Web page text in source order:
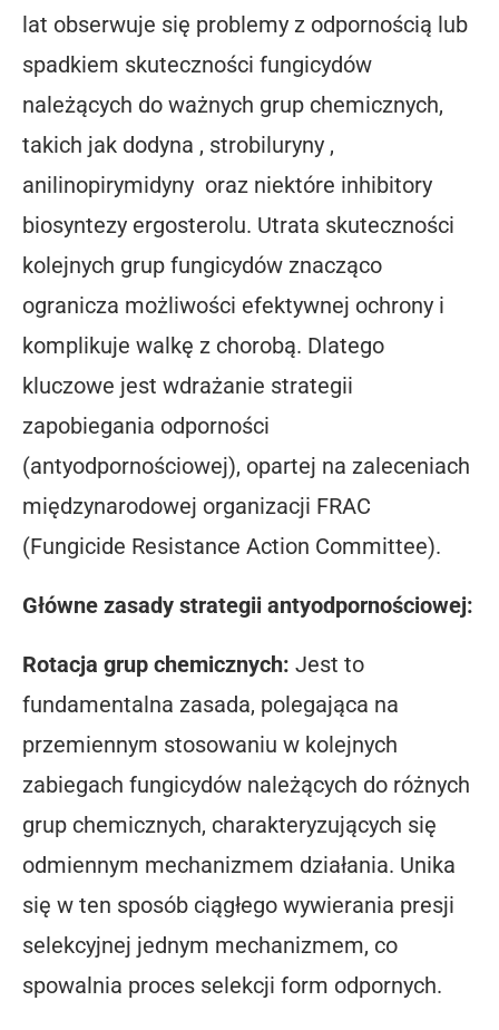
lat obserwuje się problemy z odpornością lub
spadkiem skuteczności fungicydów
należących do ważnych grup chemicznych,
takich jak dodyna , strobiluryny ,
anilinopirymidyny oraz niektóre inhibitory
biosyntezy ergosterolu. Utrata skuteczności
kolejnych grup fungicydów znacząco
ogranicza możliwości efektywnej ochrony i
komplikuje walkę z chorobą. Dlatego
kluczowe jest wdrażanie strategii
zapobiegania odporności
(antyodpornościowej), opartej na zaleceniach
międzynarodowej organizacji FRAC
(Fungicide Resistance Action Committee).
Główne zasady strategii antyodpornościowej:
Rotacja grup chemicznych: Jest to
fundamentalna zasada, polegająca na
przemiennym stosowaniu w kolejnych
zabiegach fungicydów należących do różnych
grup chemicznych, charakteryzujących się
odmiennym mechanizmem działania. Unika
się w ten sposób ciągłego wywierania presji
selekcyjnej jednym mechanizmem, co
spowalnia proces selekcji form odpornych.